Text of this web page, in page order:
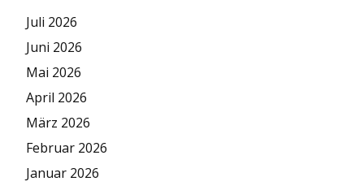
Juli 2026
Juni 2026
Mai 2026
April 2026
März 2026
Februar 2026
Januar 2026